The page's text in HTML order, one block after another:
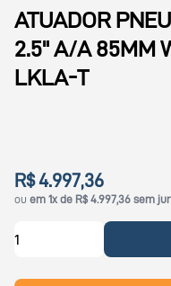
ATUADOR
2.5" A/A 85MM
LKLA-T
R$ 4.997,36
ou em 1x de R$ 4.997,36 sem